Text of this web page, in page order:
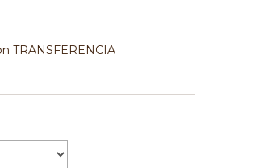
TRANSFERENCIA